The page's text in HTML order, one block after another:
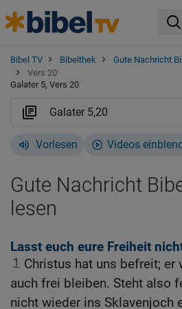
Bibel TV Bibelthek Gute Nachricht
Vers 20
Galater 5, Vers 20
Vorlesen Videos
Gute Nachricht
lesen
Lasst euch eure Freiheit
1
Christus hat uns befreit;
auch frei bleiben. Steht also
nicht wieder ins Sklavenjoch